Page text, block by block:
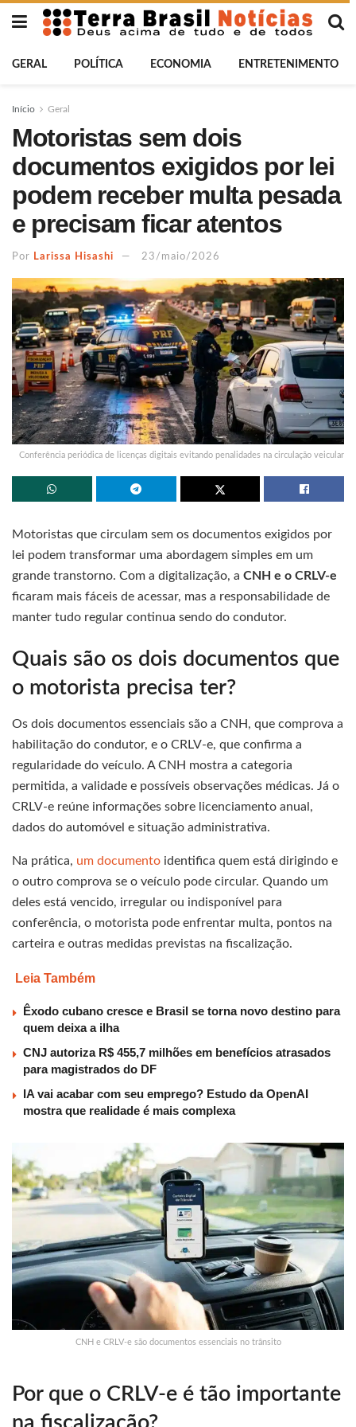
GERAL POLÍTICA ECONOMIA ENTRETENIMENTO
Início Geral
Motoristas sem dois
documentos exigidos por lei
podem receber multa pesada
e precisam ficar atentos
Por Larissa Hisashi 23/maio/2026
Conferência periódica de licenças digitais evitando penalidades na circulação veicular
Motoristas que circulam sem os documentos exigidos por
lei podem transformar uma abordagem simples em um
grande transtorno. Com a digitalização, a CNH e o CRLV-e
ficaram mais fáceis de acessar, mas a responsabilidade de
manter tudo regular continua sendo do condutor.
Quais são os dois documentos que
o motorista precisa ter?
Os dois documentos essenciais são a CNH, que comprova a
habilitação do condutor, e o CRLV-e, que confirma a
regularidade do veículo. A CNH mostra a categoria
permitida, a validade e possíveis observações médicas. Já o
CRLV-e reúne informações sobre licenciamento anual,
dados do automóvel e situação administrativa.
Na prática, um documento identifica quem está dirigindo e
o outro comprova se o veículo pode circular. Quando um
deles está vencido, irregular ou indisponível para
conferência, o motorista pode enfrentar multa, pontos na
carteira e outras medidas previstas na fiscalização.
Leia Também
Êxodo cubano cresce e Brasil se torna novo destino para
quem deixa a ilha
CNJ autoriza R$ 455,7 milhões em benefícios atrasados
para magistrados do DF
IA vai acabar com seu emprego? Estudo da OpenAI
mostra que realidade é mais complexa
CNH e CRLV-e são documentos essenciais no trânsito
Por que o CRLV-e é tão importante
na fiscalização?